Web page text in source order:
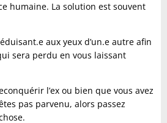
humaine. La solution est souvent
aux yeux d’un.e autre afin
sera perdu en vous laissant
l’ex ou bien que vous avez
pas parvenu, alors passez